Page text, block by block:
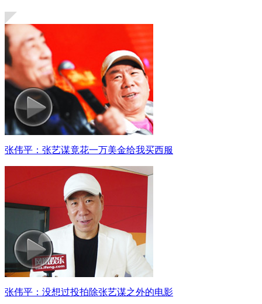
张伟平：张艺谋竟花一万美金给我买西服
张伟平：没想过投拍除张艺谋之外的电影